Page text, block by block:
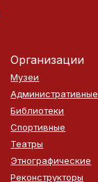
Организации
Музеи
Административные
Библиотеки
Спортивные
Театры
Этнографические
Реконструкторы